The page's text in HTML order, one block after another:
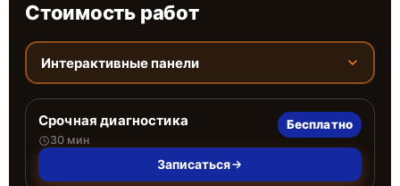
Стоимость работ
Интерактивные панели
Срочная диагностика
30 мин
Бесплатно
Записаться